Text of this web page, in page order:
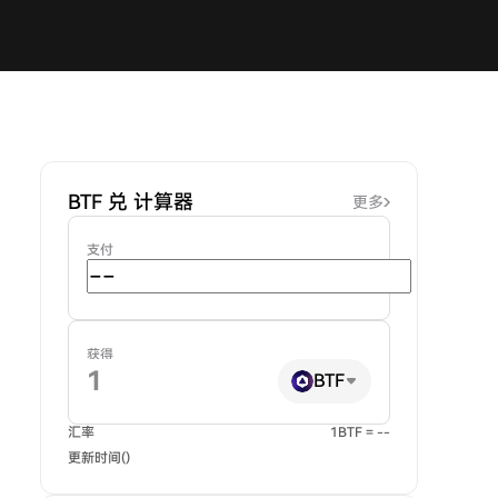
BTF 兑 计算器 更多
支付
获得
BTF
汇率
1BTF = --
更新时间()